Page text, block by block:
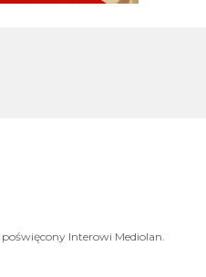
w 40
Interowi Mediolan.